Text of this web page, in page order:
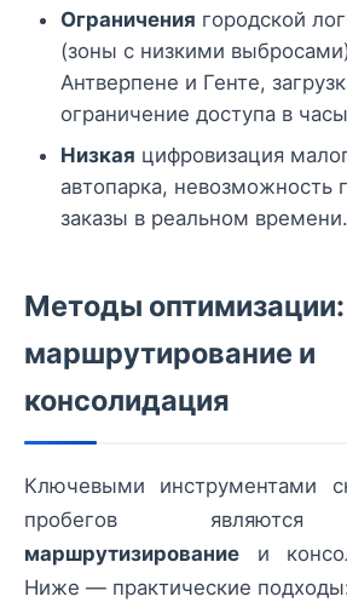
Ограничения городской
(зоны с низкими
Антверпене и Генте,
ограничение доступа в
Низкая цифровизация
автопарка, невозможность
заказы в реальном времени.
Методы оптимизации:
маршрутирование и
консолидация
Ключевыми инструментами
пробегов являются
маршрутизирование и
Ниже — практические